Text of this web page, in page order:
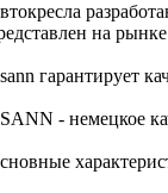
на
гарантирует
- немецкое